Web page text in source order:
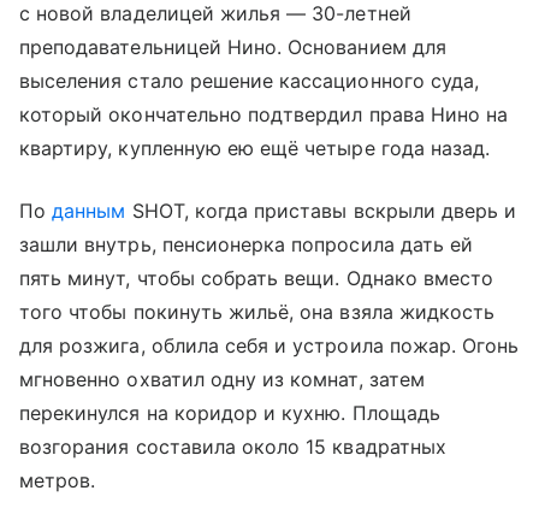
с новой владелицей жилья — 30-летней
преподавательницей Нино. Основанием для
выселения стало решение кассационного суда,
который окончательно подтвердил права Нино на
квартиру, купленную ею ещё четыре года назад.
Поданным SHOT, когда приставы вскрыли дверь и
зашли внутрь, пенсионерка попросила дать ей
пять минут, чтобы собрать вещи. Однако вместо
того чтобы покинуть жильё, она взяла жидкость
для розжига, облила себя и устроила пожар. Огонь
мгновенно охватил одну из комнат, затем
перекинулся на коридор и кухню. Площадь
возгорания составила около 15 квадратных
метров.